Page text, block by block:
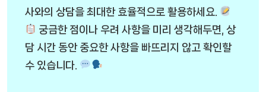
사와의 상담을 최대한 효율적으로 활용하세요.
궁금한 점이나 우려 사항을 미리 생각해두면, 상
담 시간 동안 중요한 사항을 빠뜨리지 않고 확인할
수 있습니다.